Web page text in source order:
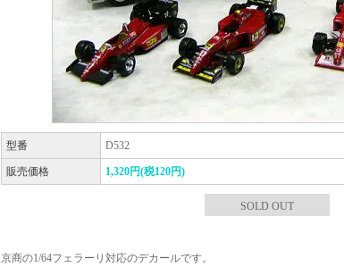
型番 D532
販売価格 1,320円(税120円)
SOLD OUT
京商の1/64フェラーリ対応のデカールです。